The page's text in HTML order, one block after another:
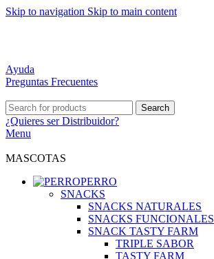
Skip to navigation Skip to main content
Ayuda
Preguntas Frecuentes
Search
¿Quieres ser Distribuidor?
Menu
MASCOTAS
PERRO
SNACKS
SNACKS NATURALES
SNACKS FUNCIONALES
SNACK TASTY FARM
TRIPLE SABOR
TASTY FARM